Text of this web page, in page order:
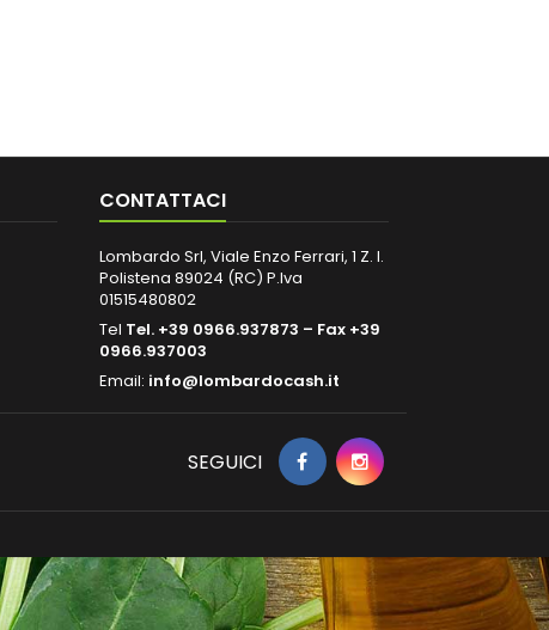
CONTATTACI
Lombardo Srl, Viale Enzo Ferrari, 1 Z. I.
Polistena 89024 (RC) P.Iva
01515480802
Tel Tel. +39 0966.937873 – Fax +39
0966.937003
Email: info@lombardocash.it
SEGUICI